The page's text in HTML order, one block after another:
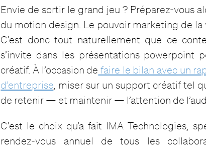
Envie de sortir le grand jeu ? Préparez-vous
du motion design. Le pouvoir marketing de la
C’est donc tout naturellement que ce
s’invite dans les présentations powerpoint
créatif. À l’occasion de faire le bilan avec un
d’entreprise , miser sur un support créatif tel
de retenir — et maintenir — l’attention de
C’est le choix qu’a fait IMA Technologies,
rendez-vous annuel de tous les